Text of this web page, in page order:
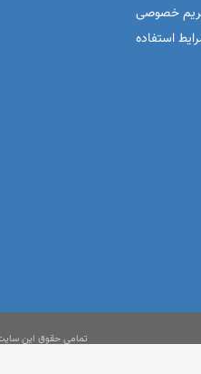
خصوصی
استفاده
تمامی حقوق این